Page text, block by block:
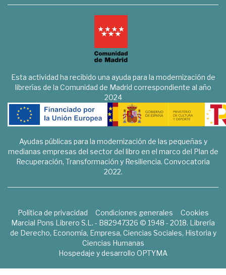
Esta actividad ha recibido una ayuda para la modernización de
librerías de la Comunidad de Madrid correspondiente al año
2024
Ayudas públicas para la modernización de las pequeñas y
medianas empresas del sector del libro en el marco del Plan de
Recuperación, Transformación y Resiliencia. Convocatoria
2022.
Política de privacidad Condiciones generales
Cookies
Marcial Pons Librero S.L. - B82947326 © 1948 - 2018. Librería
de Derecho, Economía, Empresa, Ciencias Sociales, Historia y
Ciencias Humanas
Hospedaje y desarrollo OPTYMA